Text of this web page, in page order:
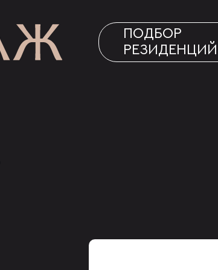
ПОДБОР
РЕЗИДЕНЦИЙ